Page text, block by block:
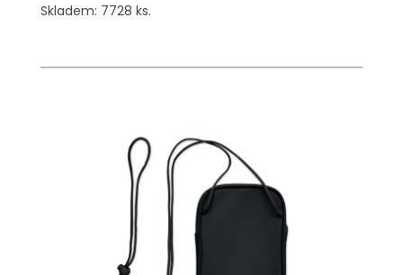
Skladem: 7728 ks.